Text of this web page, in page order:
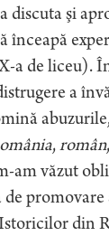
discuta şi
înceapă
a de liceu).
a
,român,
văzut
promovare
din